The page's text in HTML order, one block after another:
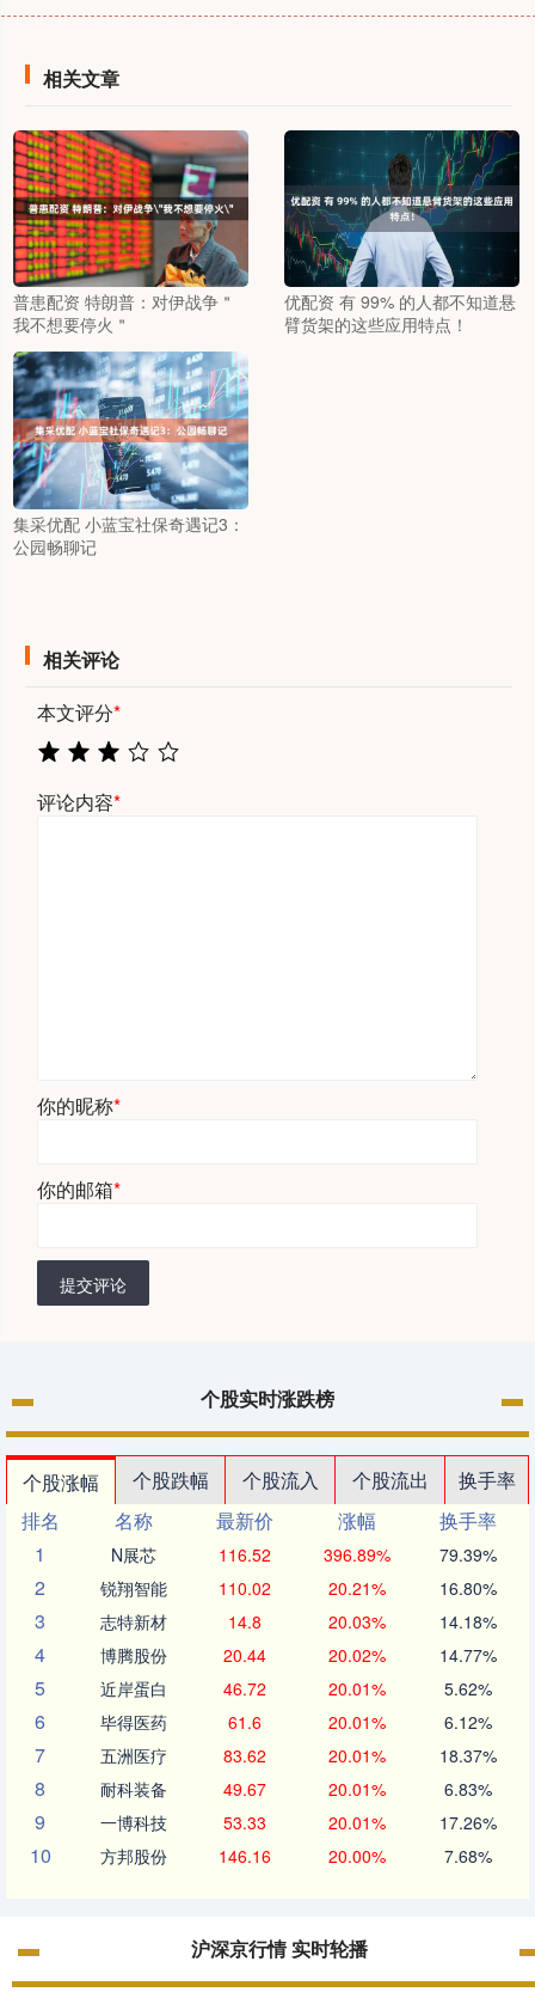
相关文章
普患配资 特朗普：对伊战争＂
我不想要停火＂
优配资 有 99% 的人都不知道悬
臂货架的这些应用特点！
集采优配 小蓝宝社保奇遇记3：
公园畅聊记
相关评论
本文评分*
评论内容*
你的昵称*
你的邮箱*
提交评论
个股实时涨跌榜
个股涨幅 个股跌幅 个股流入 个股流出
换手率
排名
名称 最新价 涨幅
换手率
1
N展芯 116.52 396.89% 79.39%
2 锐翔智能 110.02 20.21% 16.80%
3 志特新材 14.8 20.03% 14.18%
4 博腾股份 20.44 20.02% 14.77%
5 近岸蛋白 46.72 20.01% 5.62%
6 毕得医药 61.6 20.01% 6.12%
7 五洲医疗 83.62 20.01% 18.37%
8 耐科装备 49.67 20.01% 6.83%
9 一博科技 53.33 20.01% 17.26%
10 方邦股份 146.16 20.00% 7.68%
沪深京行情 实时轮播